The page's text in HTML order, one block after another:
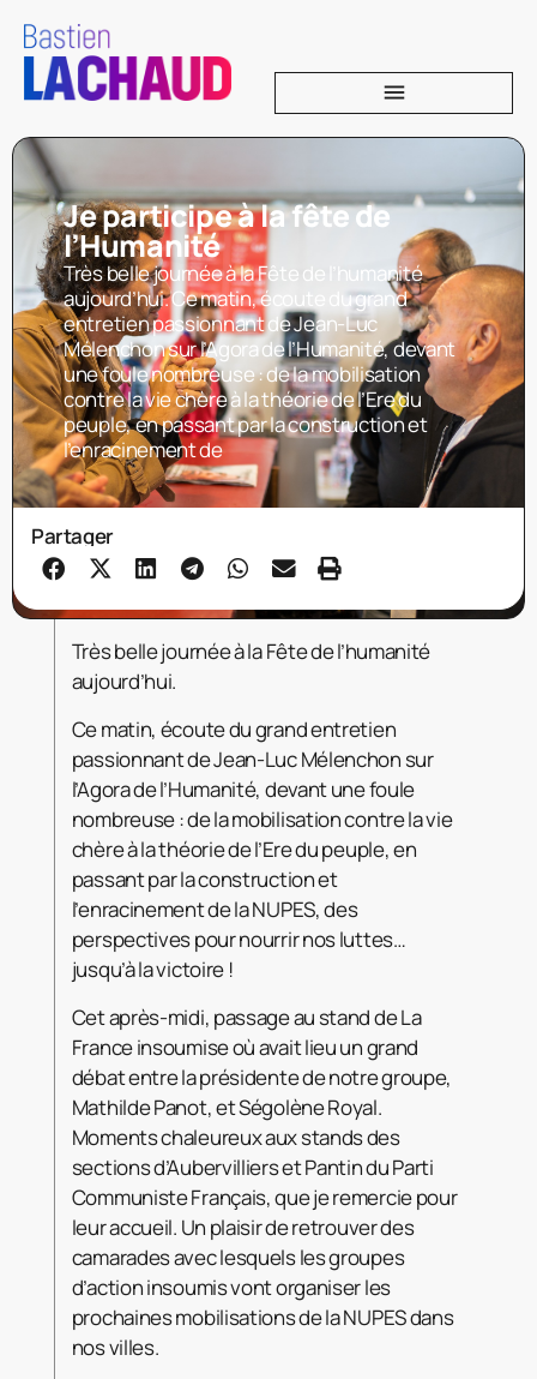
Je participe à la fête de
l’Humanité
Très belle journée à la Fête de l’humanité
aujourd’hui. Ce matin, écoute du grand
entretien passionnant de Jean-Luc
Mélenchon sur l’Agora de l’Humanité, devant
une foule nombreuse : de la mobilisation
contre la vie chère à la théorie de l’Ere du
peuple, en passant par la construction et
l’enracinement de
Partager
Très belle journée à la Fête de l’humanité
aujourd’hui.
Ce matin, écoute du grand entretien
passionnant de Jean-Luc Mélenchon sur
l’Agora de l’Humanité, devant une foule
nombreuse : de la mobilisation contre la vie
chère à la théorie de l’Ere du peuple, en
passant par la construction et
l’enracinement de la NUPES, des
perspectives pour nourrir nos luttes…
jusqu’à la victoire !
Cet après-midi, passage au stand de La
France insoumise où avait lieu un grand
débat entre laprésidente de notre groupe,
Mathilde Panot, et Ségolène Royal.
Moments chaleureux aux stands des
sections d’Aubervilliers et Pantin du Parti
Communiste Français, que je remercie pour
leur accueil. Un plaisir de retrouver des
camarades avec lesquels les groupes
d’action insoumis vont organiser les
prochaines mobilisations de la NUPES dans
nos villes.